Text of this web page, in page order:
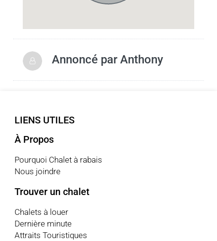
Annoncé parAnthony
LIENS UTILES
À Propos
Pourquoi Chalet à rabais
Nous joindre
Trouver un chalet
Chalets à louer
Dernière minute
Attraits Touristiques